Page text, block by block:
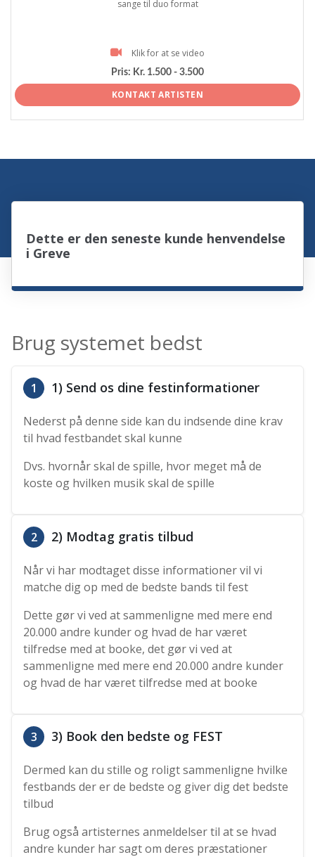
sange til duo format
Klik for at se video
Pris: Kr. 1.500 - 3.500
KONTAKT ARTISTEN
Dette er den seneste kunde henvendelse
i Greve
Brug systemet bedst
1 1) Send os dine festinformationer
Nederst på denne side kan du indsende dine krav
til hvad festbandet skal kunne
Dvs. hvornår skal de spille, hvor meget må de
koste og hvilken musik skal de spille
2 2) Modtag gratis tilbud
Når vi har modtaget disse informationer vil vi
matche dig op med de bedste bands til fest
Dette gør vi ved at sammenligne med mere end
20.000 andre kunder og hvad de har været
tilfredse med at booke, det gør vi ved at
sammenligne med mere end 20.000 andre kunder
og hvad de har været tilfredse med at booke
3 3) Book den bedste og FEST
Dermed kan du stille og roligt sammenligne hvilke
festbands der er de bedste og giver dig det bedste
tilbud
Brug også artisternes anmeldelser til at se hvad
andre kunder har sagt om deres præstationer